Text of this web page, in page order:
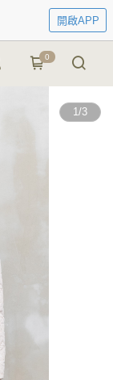
開啟APP
0
1/3